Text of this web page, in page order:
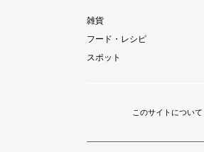
雑貨
フード・レシピ
スポット
このサイトについて